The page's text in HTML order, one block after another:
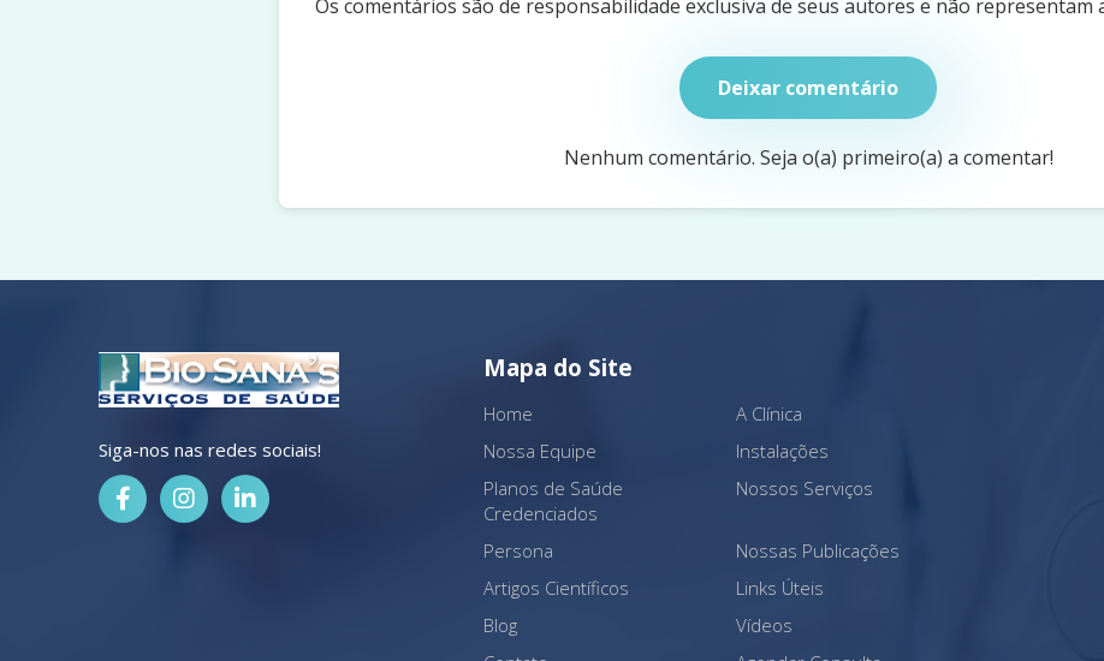
Os comentários são de responsabilidade exclusiva de seus autores e não representam
Deixar comentário
Nenhum comentário. Seja o(a) primeiro(a) a comentar!
Siga-nos nas redes sociais!
Mapa do Site
Home
A Clínica
Nossa Equipe
Instalações
Planos de Saúde
Credenciados
Nossos Serviços
Persona
Nossas Publicações
Artigos Científicos
Links Úteis
Blog
Vídeos